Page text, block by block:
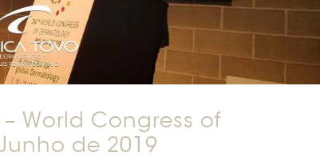
World Congress of
de 2019